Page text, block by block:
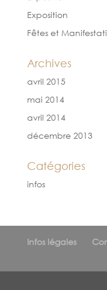
Exposition
Fêtes et
Archives
avril 2015
mai 2014
avril 2014
décembre 2013
Catégories
infos
Infos légales